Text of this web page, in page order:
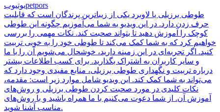
یوتیوبpetpors
طوطی برزیلی یا لاوبرد یکی از زیباترین پرندگان است که قابلیت
حرف زدن دارد. در این ویدیو به شما می‌آموزیم چگونه این طوطی
کوچک را آموزش دهید تا بتواند صحبت کند. نکات مهمی را بررسی
خواهیم کرد که به شما کمک می‌کند تا طوطی خود را به خوبی تربیت
کنید. اگر تجربه‌ای در این زمینه دارید، خوشحال می‌شویم آن را با ما
و سایر کاربران به اشتراک بگذارید. برای کسب اطلاعات بیشتر
درباره تربیت و نگهداری طوطی برزیلی، منابع مفیدی وجود دارد که
می‌تواند به شما کمک کند. این ویدیو شامل موارد زیر است: مقدمه،
نکات کلیدی در مورد صحبت کردن طوطی برزیلی و روش‌های
آموزش آن. از شما دعوت می‌کنیم با ما همراه باشید و با روش‌های
مناسب آشنا شوید.